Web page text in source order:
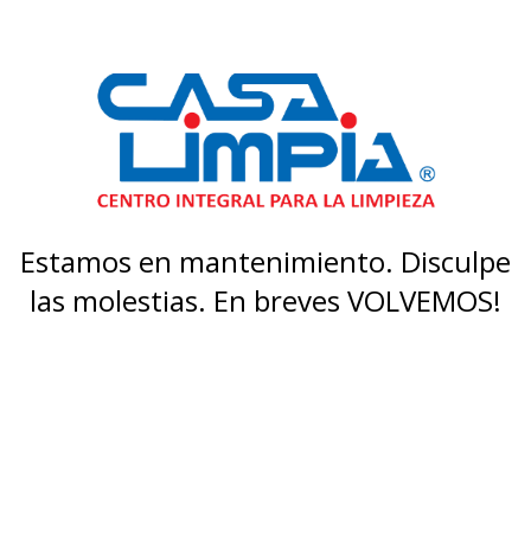
Estamos en mantenimiento. Disculpe
las molestias. En breves VOLVEMOS!